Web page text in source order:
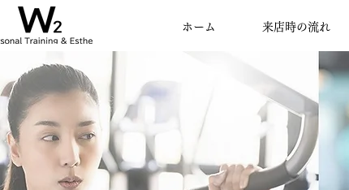
ホーム 来店時の流れ